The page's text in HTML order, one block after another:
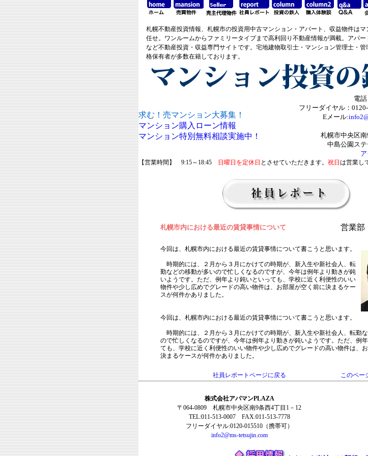
札幌不動産投資情報、札幌市の投資用中古マンション・アパート、収益物件は
任せ。ワンルームからファミリータイプまで高利回り不動産情報が満載。アパ
など不動産投資・収益専門サイトです。宅地建物取引士・マンション管理士・
格保有者が多数在籍しております。
求む！売マンション大募集！
マンション購入ローン情報
マンション特別無料相談実施中！
電
フリーダイヤル：
Eメール:
札幌市中央区
中島公園ス
【営業時間】 9:15～18:45 日曜日を定休日 とさせていただきます。 祝日 は営業し
札幌市内における最近の賃貸事情について 営業
今回は、札幌市内における最近の賃貸事情について書こうと思います。
時期的には、２月から３月にかけての時期が、新入生や新社会人、転
勤などの移動が多いので忙しくなるのですが、今年は例年より動きが鈍
いようです。ただ、例年より鈍いといっても、学校に近く利便性のいい
物件や少し広めでグレードの高い物件は、お部屋が空く前に決まるケー
スが何件かありました。
今回は、札幌市内における最近の賃貸事情について書こうと思います。
時期的には、２月から３月にかけての時期が、新入生や新社会人、転勤
ので忙しくなるのですが、今年は例年より動きが鈍いようです。ただ、例
ても、学校に近く利便性のいい物件や少し広めでグレードの高い物件は、
決まるケースが何件かありました。
社員レポートページに戻る このペー
株式会社アパマンPLAZA
〒064-0809 札幌市中央区南9条西4丁目1－12
TEL:011-513-0007 FAX:011-513-7778
フリーダイヤル:0120-015510（携帯可）
info2@ms-tetsujin.com